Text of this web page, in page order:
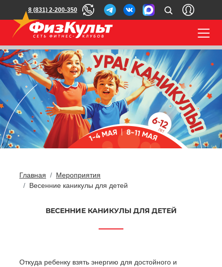
8 (831) 2-200-350
Главная
Мероприятия
Весенние каникулы для детей
ВЕСЕННИЕ КАНИКУЛЫ ДЛЯ ДЕТЕЙ
Откуда ребенку взять энергию для достойного и